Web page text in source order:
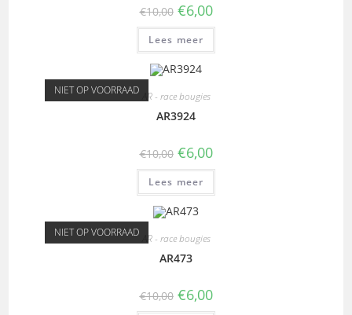
€10,00 €6,00
Lees meer
NIET OP VOORRAAD AR - race bougies
AR3924
€10,00 €6,00
Lees meer
NIET OP VOORRAAD AR - race bougies
AR473
€10,00 €6,00